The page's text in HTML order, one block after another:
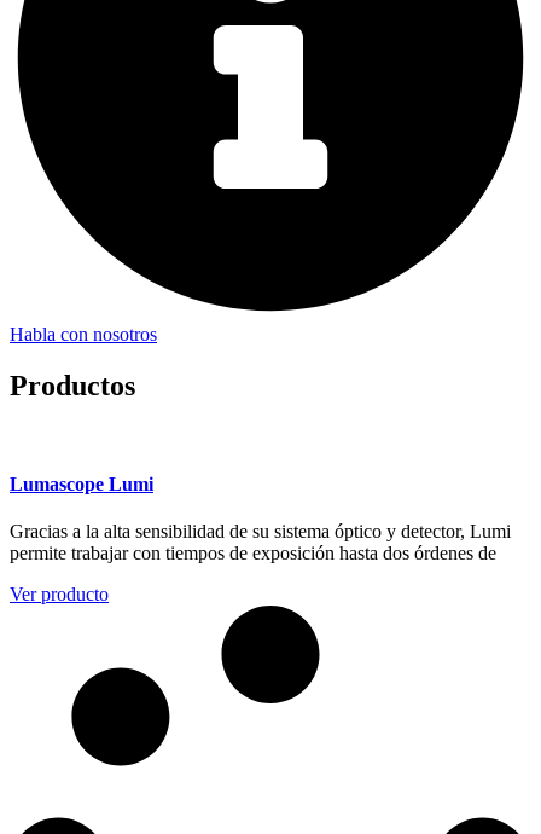
Habla con nosotros
Productos
Lumascope Lumi
Gracias a la alta sensibilidad de su sistema óptico y detector, Lumi
permite trabajar con tiempos de exposición hasta dos órdenes de
Ver producto